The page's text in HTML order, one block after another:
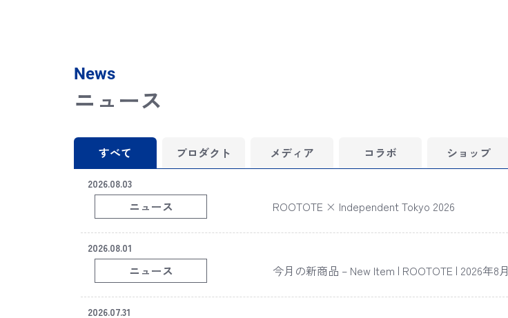
News
ニュース
すべて プロダクト メディア コラボ ショップ
2026.08.03
ニュース ROOTOTE × Independent Tokyo 2026
2026.08.01
ニュース 今月の新商品 – New Item | ROOTOTE | 2026年8月
2026.07.31